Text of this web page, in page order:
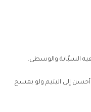
السبّابة والوسطى.
إلى اليتيم ولو بمسح